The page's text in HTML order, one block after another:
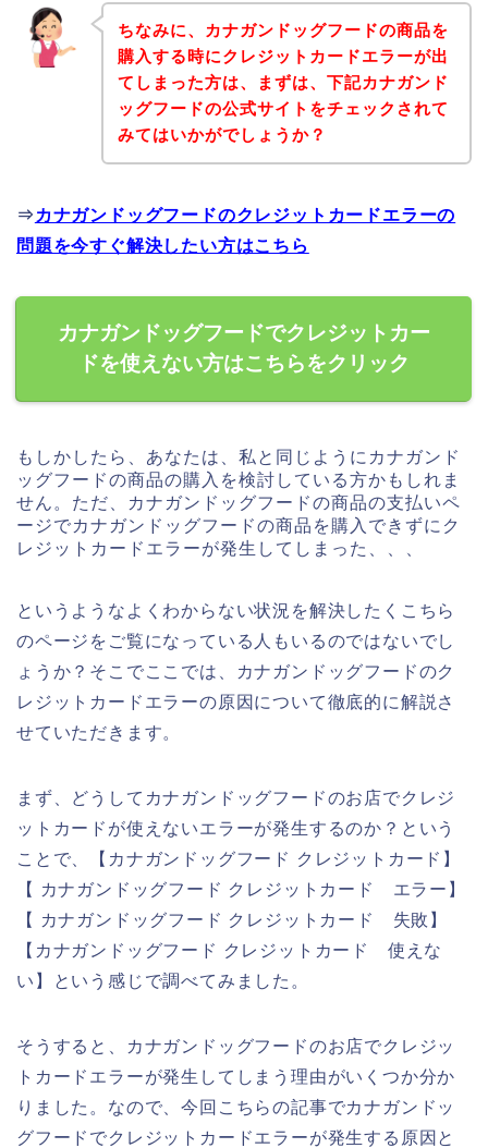
ちなみに、カナガンドッグフードの商品を
購入する時にクレジットカードエラーが出
てしまった方は、まずは、下記カナガンド
ッグフードの公式サイトをチェックされて
みてはいかがでしょうか？
⇒ カナガンドッグフードのクレジットカードエラーの
問題を今すぐ解決したい方はこちら
カナガンドッグフードでクレジットカー
ドを使えない方はこちらをクリック
もしかしたら、あなたは、私と同じようにカナガンド
ッグフードの商品の購入を検討している方かもしれま
せん。ただ、カナガンドッグフードの商品の支払いペ
ージでカナガンドッグフードの商品を購入できずにク
レジットカードエラーが発生してしまった、、、
というようなよくわからない状況を解決したくこちら
のページをご覧になっている人もいるのではないでし
ょうか？そこでここでは、カナガンドッグフードのク
レジットカードエラーの原因について徹底的に解説さ
せていただきます。
まず、どうしてカナガンドッグフードのお店でクレジ
ットカードが使えないエラーが発生するのか？という
ことで、【カナガンドッグフード クレジットカード】
【 カナガンドッグフード クレジットカード エラー】
【 カナガンドッグフード クレジットカード 失敗】
【カナガンドッグフード クレジットカード 使えな
い】という感じで調べてみました。
そうすると、カナガンドッグフードのお店でクレジッ
トカードエラーが発生してしまう理由がいくつか分か
りました。なので、今回こちらの記事でカナガンドッ
グフードでクレジットカードエラーが発生する原因と